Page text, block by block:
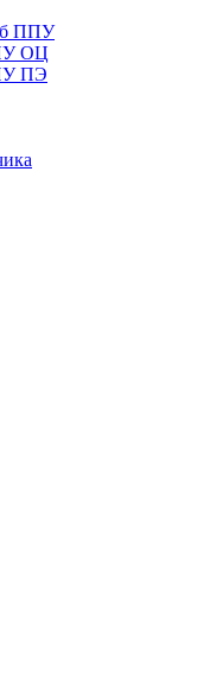
ППУ
ОЦ
ПЭ